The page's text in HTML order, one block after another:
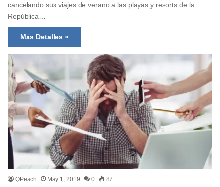
cancelando sus viajes de verano a las playas y resorts de la
República…
Más Detalles »
QPeach May 1, 2019 0 87